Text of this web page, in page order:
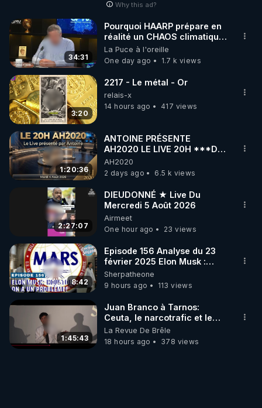
Why this ad?
34:31
Pourquoi HAARP prépare en
réalité un CHAOS climatique,
on répond
La Puce à l'oreille
One day ago
1.7 k views
3:20
2217 - Le métal - Or
relais-x
14 hours ago
417 views
1:20:36
ANTOINE PRÉSENTE
AH2020 LE LIVE 20H ***DU
04/08/2026*** 📷LE
GRAND RÉVEIL EST EN
MARCHE 📷
AH2020
2 days ago
6.5 k views
2:27:07
DIEUDONNÉ ★ Live Du
Mercredi 5 Août 2026
Airmeet
One hour ago
23 views
8:42
Episode 156 Analyse du 23
février 2025 Elon Musk :
Houston , on a un problème !
Sherpatheone
9 hours ago
113 views
1:45:43
Juan Branco à Tarnos:
Ceuta, le narcotrafic et le
pouvoir en France
La Revue De Brêle
18 hours ago
378 views